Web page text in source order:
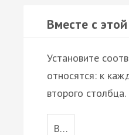
Вместе с
Установите
относятся: к
второго столбца.
В…